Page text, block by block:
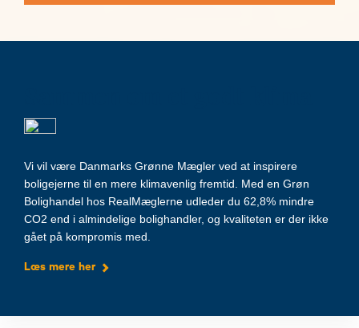
Vi vil være Danmarks Grønne Mægler ved at inspirere
boligejerne til en mere klimavenlig fremtid. Med en Grøn
Bolighandel hos RealMæglerne udleder du 62,8% mindre
CO2 end i almindelige bolighandler, og kvaliteten er der ikke
gået på kompromis med.
Læs mere her